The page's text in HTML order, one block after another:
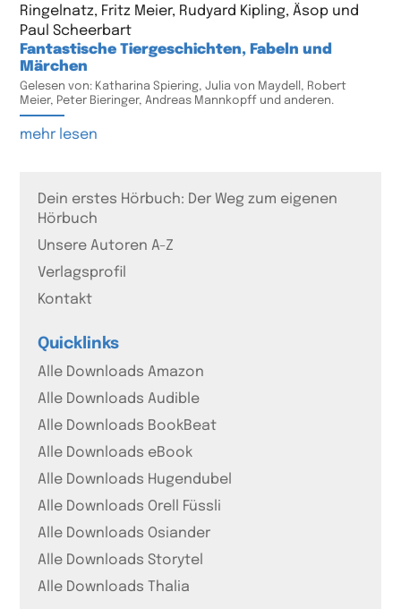
Ringelnatz, Fritz Meier, Rudyard Kipling, Äsop und
Paul Scheerbart
Fantastische Tiergeschichten, Fabeln und
Märchen
Gelesen von: Katharina Spiering, Julia von Maydell, Robert
Meier, Peter Bieringer, Andreas Mannkopff und anderen.
mehr lesen
Dein erstes Hörbuch: Der Weg zum eigenen
Hörbuch
Unsere Autoren A-Z
Verlagsprofil
Kontakt
Quicklinks
Alle Downloads Amazon
Alle Downloads Audible
Alle Downloads BookBeat
Alle Downloads eBook
Alle Downloads Hugendubel
Alle Downloads Orell Füssli
Alle Downloads Osiander
Alle Downloads Storytel
Alle Downloads Thalia